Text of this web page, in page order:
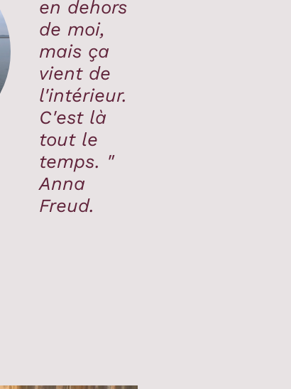
en dehors
de moi,
mais ça
vient de
l'intérieur.
C'est là
tout le
temps. "
Anna
Freud.